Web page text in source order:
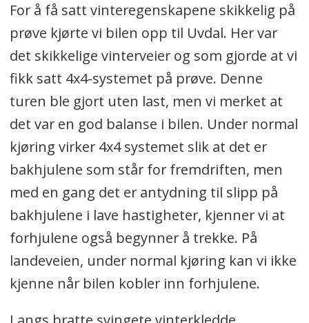
For å få satt vinteregenskapene skikkelig på
prøve kjørte vi bilen opp til Uvdal. Her var
det skikkelige vinterveier og som gjorde at vi
fikk satt 4x4-systemet på prøve. Denne
turen ble gjort uten last, men vi merket at
det var en god balanse i bilen. Under normal
kjøring virker 4x4 systemet slik at det er
bakhjulene som står for fremdriften, men
med en gang det er antydning til slipp på
bakhjulene i lave hastigheter, kjenner vi at
forhjulene også begynner å trekke. På
landeveien, under normal kjøring kan vi ikke
kjenne når bilen kobler inn forhjulene.